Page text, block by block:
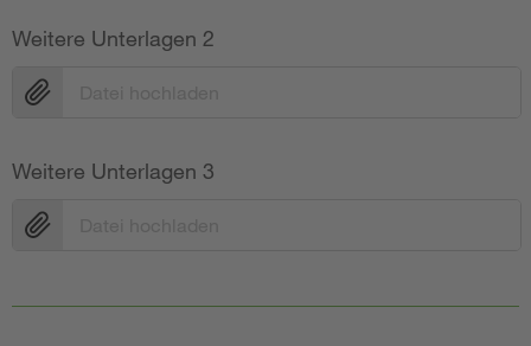
Weitere Unterlagen 2
Weitere Unterlagen 3